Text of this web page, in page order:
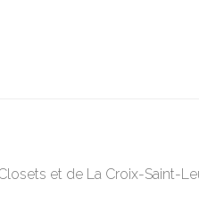
et de La Croix-Saint-